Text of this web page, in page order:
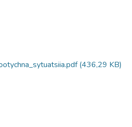
(436,29 KB)